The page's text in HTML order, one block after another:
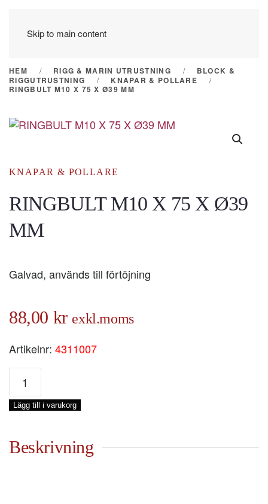
Skip to main content
HEM RIGG & MARIN UTRUSTNING
BLOCK &
RIGGUTRUSTNING
KNAPAR & POLLARE
RINGBULT M10 X 75 X Ø39 MM
KNAPAR & POLLARE
RINGBULT M10 X 75 X Ø39
MM
Galvad, används till förtöjning
88,00 kr exkl.moms
Artikelnr: 4311007
RINGBULT
M10
X
75
Ø39
MM
Lägg till i varukorg
Beskrivning